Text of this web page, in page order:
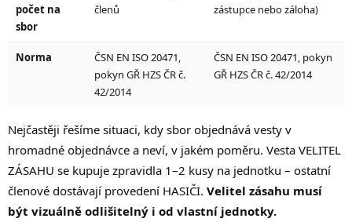
počet na
sbor
členů
zástupce nebo záloha)
Norma
ČSN EN ISO 20471,
pokyn GŘ HZS ČR č.
42/2014
ČSN EN ISO 20471, pokyn
GŘ HZS ČR č. 42/2014
Nejčastěji řešíme situaci, kdy sbor objednává vesty v
hromadné objednávce a neví, v jakém poměru. Vesta VELITEL
ZÁSAHU se kupuje zpravidla 1–2 kusy na jednotku – ostatní
členové dostávají provedení HASIČI. Velitel zásahu musí
být vizuálně odlišitelný i od vlastní jednotky.